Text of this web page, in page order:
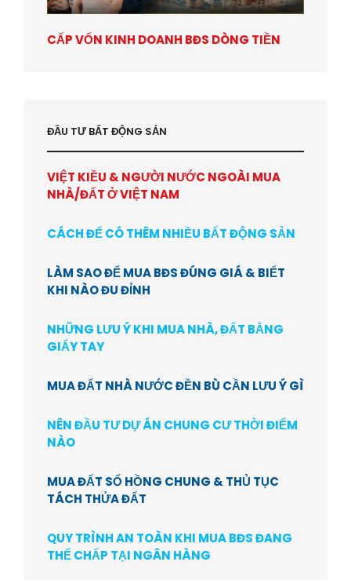
CẤP VỐN KINH DOANH BĐS DÒNG TIỀN
ĐẦU TƯ BẤT ĐỘNG SẢN
VIỆT KIỀU & NGƯỜI NƯỚC NGOÀI MUA
NHÀ/ĐẤT Ở VIỆT NAM
CÁCH ĐỂ CÓ THÊM NHIỀU BẤT ĐỘNG SẢN
LÀM SAO ĐỂ MUA BĐS ĐÚNG GIÁ & BIẾT
KHI NÀO ĐU ĐỈNH
NHỮNG LƯU Ý KHI MUA NHÀ, ĐẤT BẰNG
GIẤY TAY
MUA ĐẤT NHÀ NƯỚC ĐỀN BÙ CẦN LƯU Ý GÌ
NÊN ĐẦU TƯ DỰ ÁN CHUNG CƯ THỜI ĐIỂM
NÀO
MUA ĐẤT SỔ HỒNG CHUNG & THỦ TỤC
TÁCH THỬA ĐẤT
QUY TRÌNH AN TOÀN KHI MUA BĐS ĐANG
THẾ CHẤP TẠI NGÂN HÀNG